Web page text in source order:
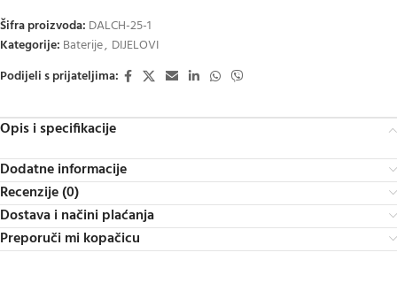
Šifra proizvoda: DALCH-25-1
Kategorije: Baterije, DIJELOVI
Podijeli s prijateljima:
Opis i specifikacije
Dodatne informacije
Recenzije (0)
Dostava i načini plaćanja
Preporuči mi kopačicu